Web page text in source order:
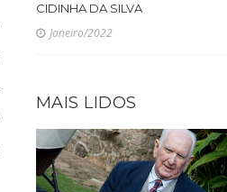
CIDINHA DA SILVA
Janeiro/2022
MAIS LIDOS